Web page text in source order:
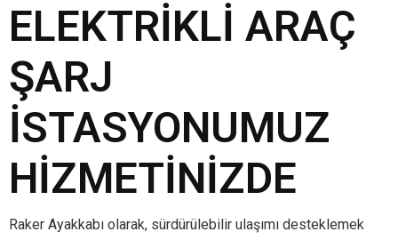
ELEKTRIKLI ARAÇ
ŞARJ
İSTASYONUMUZ
HIZMETINIZDE
Raker Ayakkabı olarak, sürdürülebilir ulaşımı desteklemek